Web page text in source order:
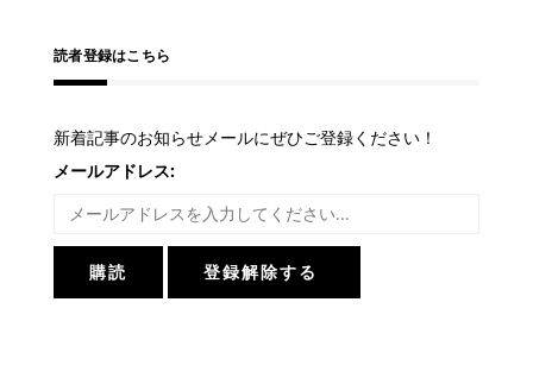
読者登録はこちら
新着記事のお知らせメールにぜひご登録ください！
メールアドレス: